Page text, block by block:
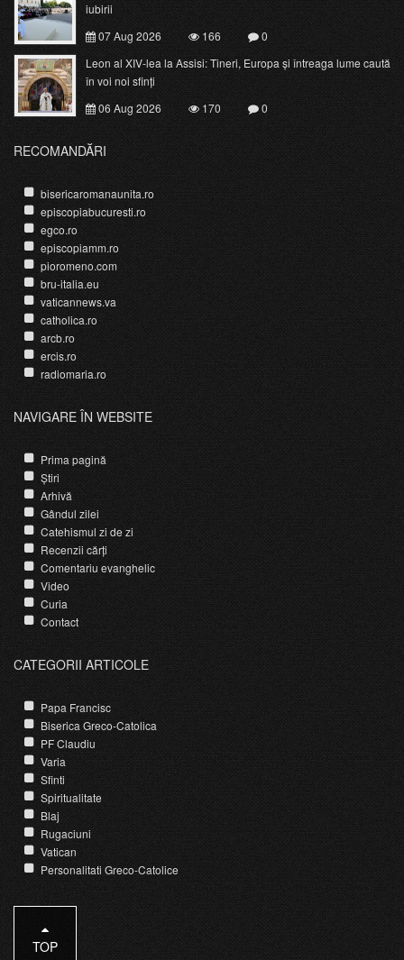
iubirii
07 Aug 2026
166
0
Leon al XIV-lea la Assisi: Tineri, Europa și întreaga lume caută
în voi noi sfinți
06 Aug 2026
170 0
RECOMANDĂRI
bisericaromanaunita.ro
episcopiabucuresti.ro
egco.ro
episcopiamm.ro
pioromeno.com
bru-italia.eu
vaticannews.va
catholica.ro
arcb.ro
ercis.ro
radiomaria.ro
NAVIGARE ÎN WEBSITE
Prima pagină
Știri
Arhivă
Gândul zilei
Catehismul zi de zi
Recenzii cărți
Comentariu evanghelic
Video
Curia
Contact
CATEGORII ARTICOLE
Papa Francisc
Biserica Greco-Catolica
PF Claudiu
Varia
Sfinti
Spiritualitate
Blaj
Rugaciuni
Vatican
Personalitati Greco-Catolice
TOP